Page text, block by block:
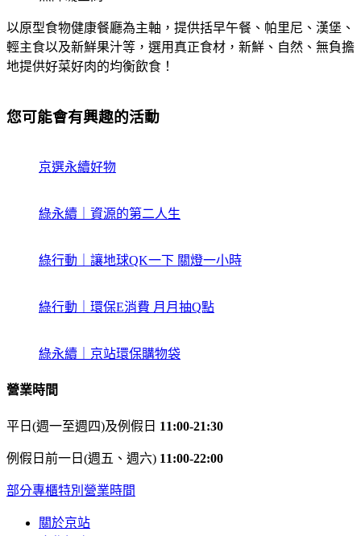
以原型食物健康餐廳為主軸，提供括早午餐、帕里尼、漢堡、
輕主食以及新鮮果汁等，選用真正食材，新鮮、自然、無負擔
地提供好菜好肉的均衡飲食！
您可能會有興趣的活動
京選永續好物
綠永續｜資源的第二人生
綠行動｜讓地球QK一下 關燈一小時
綠行動｜環保E消費 月月抽Q點
綠永續｜京站環保購物袋
營業時間
平日(週一至週四)及例假日 11:00-21:30
例假日前一日(週五、週六) 11:00-22:00
部分專櫃特別營業時間
關於京站